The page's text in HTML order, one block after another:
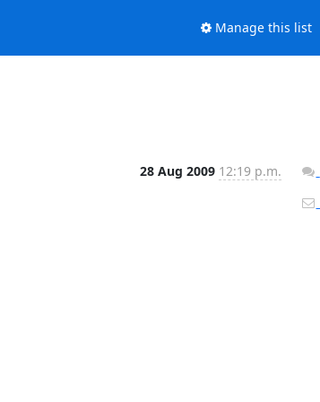
Manage this list
28 Aug 2009 12:19 p.m.